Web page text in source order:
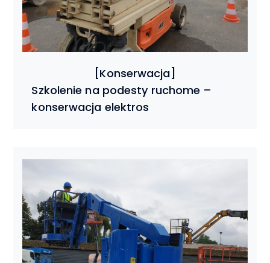
Szkolenie na podesty ruchome –
konserwacja elektros